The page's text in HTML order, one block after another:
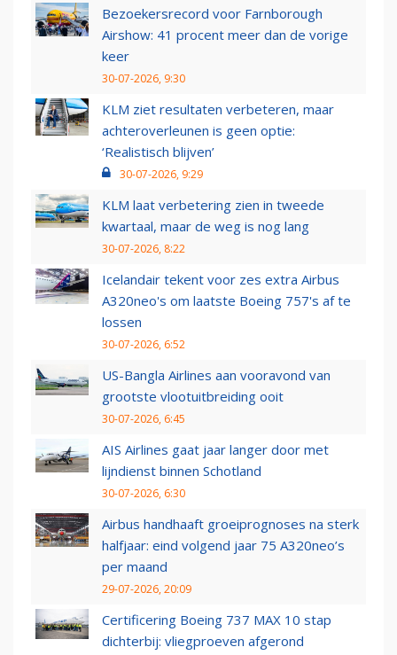
Bezoekersrecord voor Farnborough
Airshow: 41 procent meer dan de vorige
keer
30-07-2026, 9:30
KLM ziet resultaten verbeteren, maar
achteroverleunen is geen optie:
‘Realistisch blijven’
30-07-2026, 9:29
KLM laat verbetering zien in tweede
kwartaal, maar de weg is nog lang
30-07-2026, 8:22
Icelandair tekent voor zes extra Airbus
A320neo's om laatste Boeing 757's af te
lossen
30-07-2026, 6:52
US-Bangla Airlines aan vooravond van
grootste vlootuitbreiding ooit
30-07-2026, 6:45
AIS Airlines gaat jaar langer door met
lijndienst binnen Schotland
30-07-2026, 6:30
Airbus handhaaft groeiprognoses na sterk
halfjaar: eind volgend jaar 75 A320neo’s
per maand
29-07-2026, 20:09
Certificering Boeing 737 MAX 10 stap
dichterbij: vliegproeven afgerond